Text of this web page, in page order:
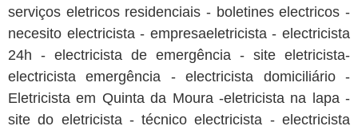
serviços eletricos residenciais - boletines electricos -
necesito electricista - empresaeletricista - electricista
24h - electricista de emergência - site eletricista-
electricista emergência - electricista domiciliário -
Eletricista em Quinta da Moura -eletricista na lapa -
site do eletricista - técnico electricista - electricista